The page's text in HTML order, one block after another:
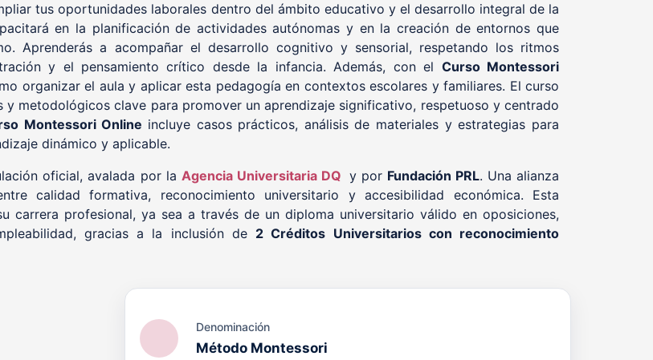
tus oportunidades laborales dentro del ámbito educativo y el desarrollo integral de la
en la planificación de actividades autónomas y en la creación de entornos que
Aprenderás a acompañar el desarrollo cognitivo y sensorial, respetando los ritmos
y el pensamiento crítico desde la infancia. Además, con el Curso Montessori
organizar el aula y aplicar esta pedagogía en contextos escolares y familiares. El curso
metodológicos clave para promover un aprendizaje significativo, respetuoso y centrado
Montessori Online incluye casos prácticos, análisis de materiales y estrategias para
dinámico y aplicable.
oficial, avalada por la Agencia Universitaria DQ y por Fundación PRL. Una alianza
calidad formativa, reconocimiento universitario y accesibilidad económica. Esta
carrera profesional, ya sea a través de un diploma universitario válido en oposiciones,
gracias a la inclusión de 2 Créditos Universitarios con reconocimiento
Denominación
Método Montessori